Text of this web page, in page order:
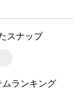
スナップ
ランキング